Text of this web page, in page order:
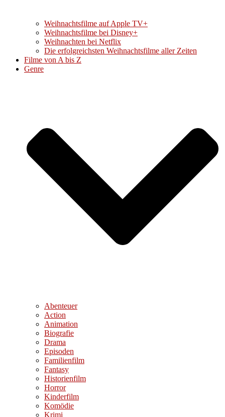
Weihnachtsfilme auf Apple TV+
Weihnachtsfilme bei Disney+
Weihnachten bei Netflix
Die erfolgreichsten Weihnachtsfilme aller Zeiten
Filme von A bis Z
Genre
Abenteuer
Action
Animation
Biografie
Drama
Episoden
Familienfilm
Fantasy
Historienfilm
Horror
Kinderfilm
Komödie
Krimi